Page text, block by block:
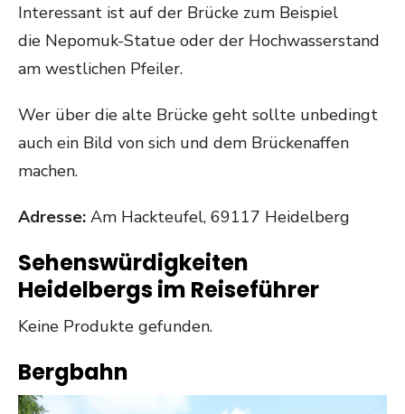
Interessant ist auf der Brücke zum Beispiel
die Nepomuk-Statue oder der Hochwasserstand
am westlichen Pfeiler.
Wer über die alte Brücke geht sollte unbedingt
auch ein Bild von sich und dem Brückenaffen
machen.
Adresse: Am Hackteufel, 69117 Heidelberg
Sehenswürdigkeiten
Heidelbergs im Reiseführer
Keine Produkte gefunden.
Bergbahn